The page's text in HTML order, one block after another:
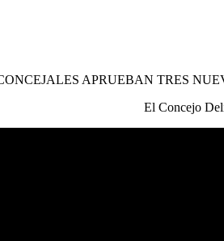
APRUEBAN TRES
El Concejo